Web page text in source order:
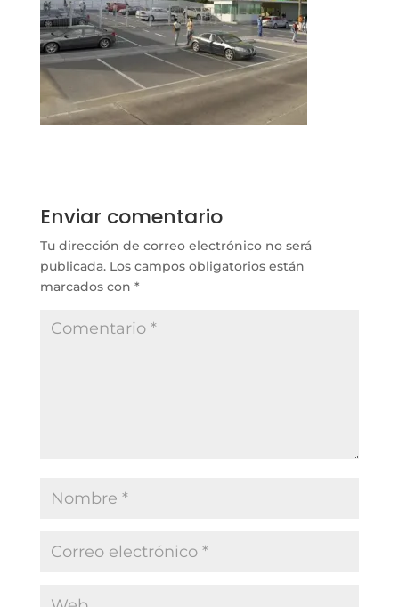
Enviar comentario
Tu dirección de correo electrónico no será
publicada. Los campos obligatorios están
marcados con *